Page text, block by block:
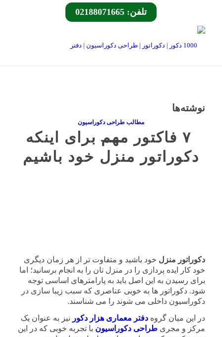
تلفن: 02188071665
نوشته‌ها
مطالب طراحی دکوراسیون
۷ فاکتور مهم برای اینکه
دکوراتور منزل خود باشیم
دکوراتور منزل خود باشید و متفاوت تر از هر زمان دیگری
خود کار ایده پردازی را در منزل تان را به انجام برسانید؛ اما
برای رسیدن به این اصل باید به پارامترهای اساسی توجه
شود. دکوراتور ها به خوبی عناصری که سبب زیبا سازی در
دکوراسیون داخلی می شوند را می شناسند.
در این میان گروه دفتر معماری هزار دکور نیز به عنوان یک
مرکز و مجری طراحی دکوراسیون با تجربه خوبی که در این